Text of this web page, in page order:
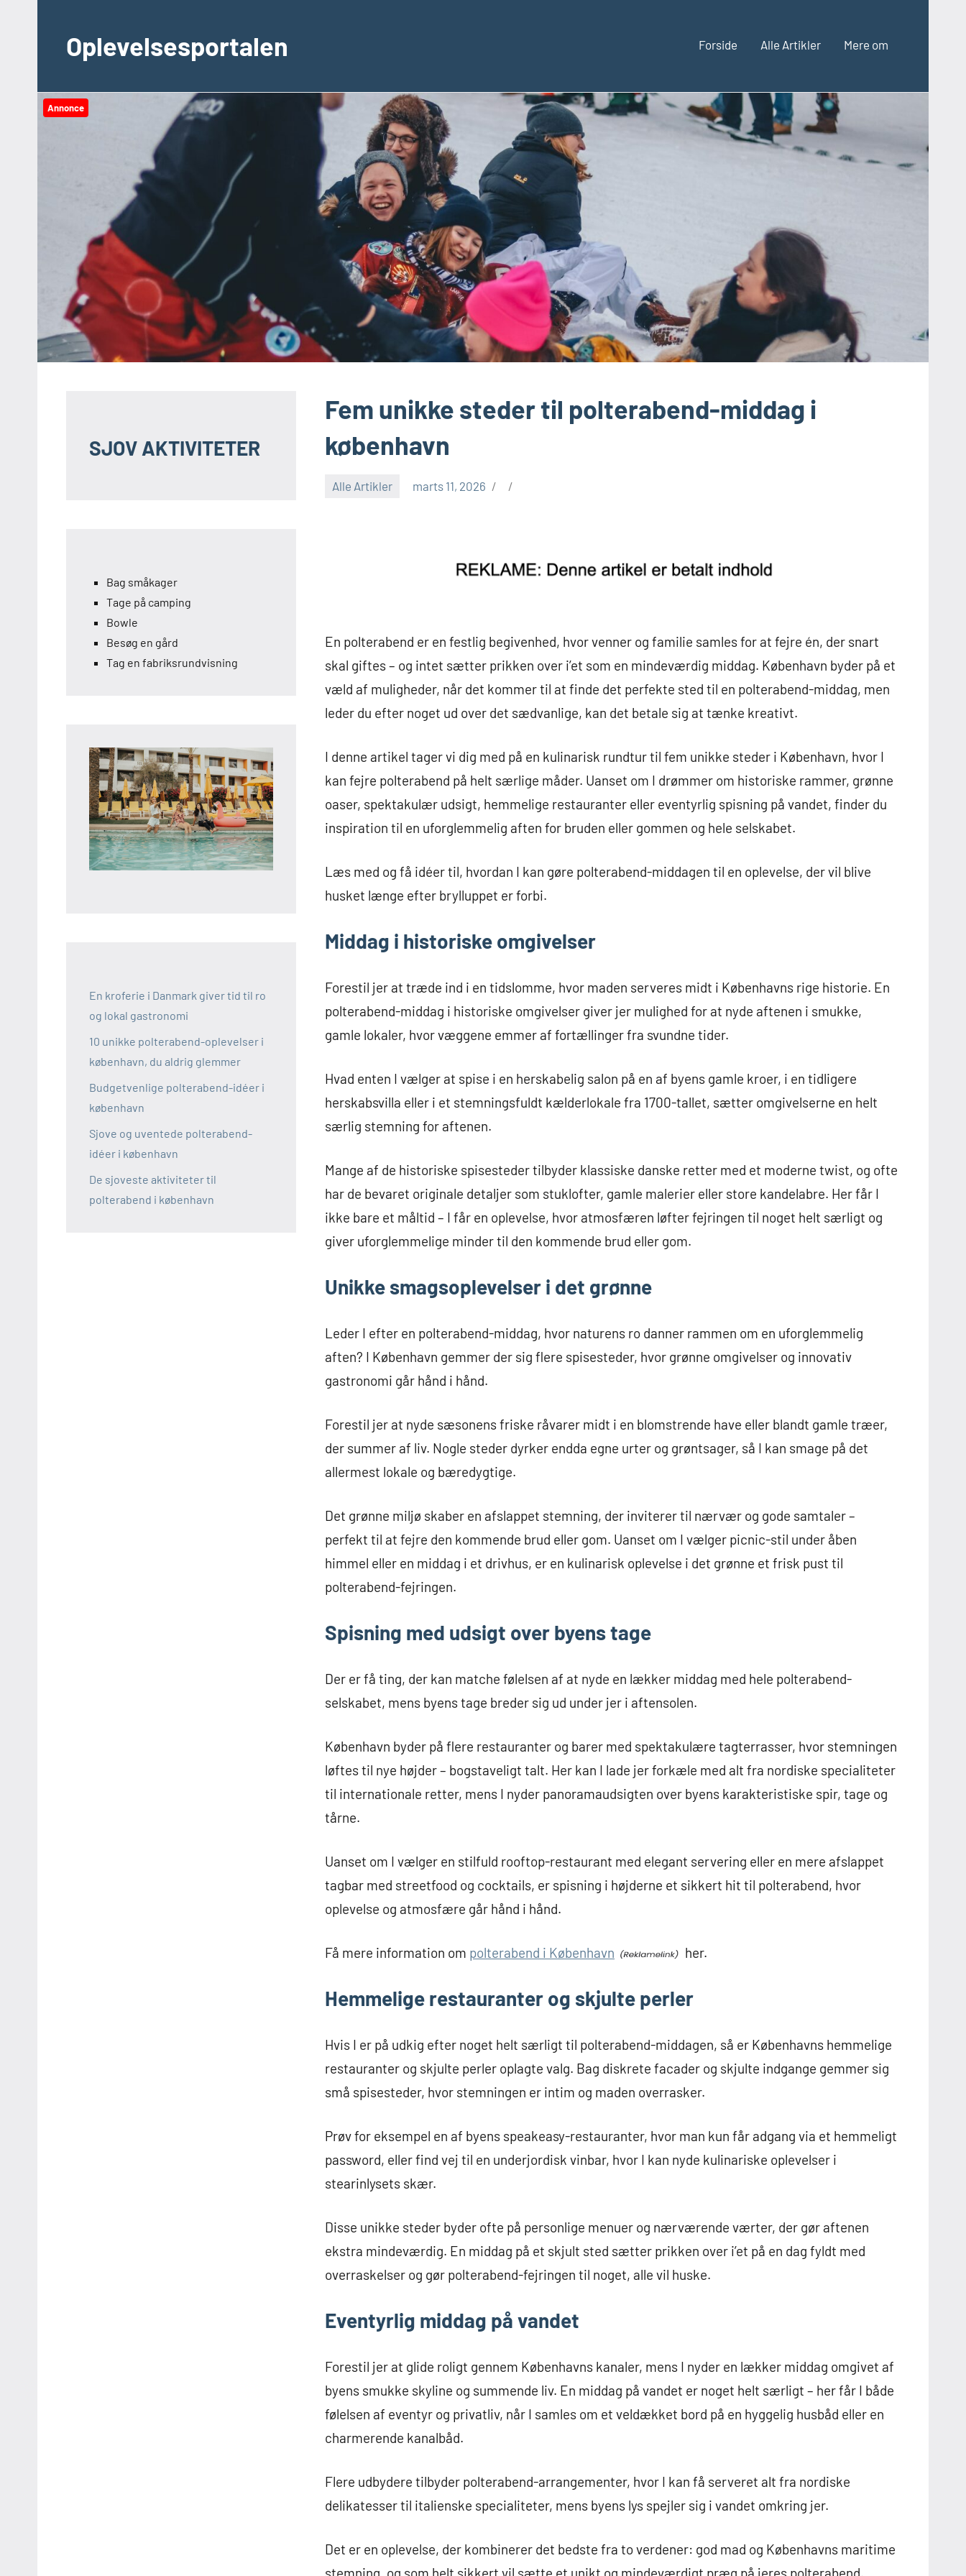
indholdOplevelsesportalen Forside Alle Artikler Mere om
Annonce
Fem unikke steder til polterabend-middag i
københavn
Alle Artikler marts 11, 2026
En polterabend er en festlig begivenhed, hvor venner og familie samles for at fejre én, der snart
skal giftes – og intet sætter prikken over i’et som en mindeværdig middag. København byder på et
væld af muligheder, når det kommer til at finde det perfekte sted til en polterabend-middag, men
leder du efter noget ud over det sædvanlige, kan det betale sig at tænke kreativt.
I denne artikel tager vi dig med på en kulinarisk rundtur til fem unikke steder i København, hvor I
kan fejre polterabend på helt særlige måder. Uanset om I drømmer om historiske rammer, grønne
oaser, spektakulær udsigt, hemmelige restauranter eller eventyrlig spisning på vandet, finder du
inspiration til en uforglemmelig aften for bruden eller gommen og hele selskabet.
Læs med og få idéer til, hvordan I kan gøre polterabend-middagen til en oplevelse, der vil blive
husket længe efter brylluppet er forbi.
Middag i historiske omgivelser
Forestil jer at træde ind i en tidslomme, hvor maden serveres midt i Københavns rige historie. En
polterabend-middag i historiske omgivelser giver jer mulighed for at nyde aftenen i smukke,
gamle lokaler, hvor væggene emmer af fortællinger fra svundne tider.
Hvad enten I vælger at spise i en herskabelig salon på en af byens gamle kroer, i en tidligere
herskabsvilla eller i et stemningsfuldt kælderlokale fra 1700-tallet, sætter omgivelserne en helt
særlig stemning for aftenen.
Mange af de historiske spisesteder tilbyder klassiske danske retter med et moderne twist, og ofte
har de bevaret originale detaljer som stuklofter, gamle malerier eller store kandelabre. Her får I
ikke bare et måltid – I får en oplevelse, hvor atmosfæren løfter fejringen til noget helt særligt og
giver uforglemmelige minder til den kommende brud eller gom.
Unikke smagsoplevelser i det grønne
Leder I efter en polterabend-middag, hvor naturens ro danner rammen om en uforglemmelig
aften? I København gemmer der sig flere spisesteder, hvor grønne omgivelser og innovativ
gastronomi går hånd i hånd.
Forestil jer at nyde sæsonens friske råvarer midt i en blomstrende have eller blandt gamle træer,
der summer af liv. Nogle steder dyrker endda egne urter og grøntsager, så I kan smage på det
allermest lokale og bæredygtige.
Det grønne miljø skaber en afslappet stemning, der inviterer til nærvær og gode samtaler –
perfekt til at fejre den kommende brud eller gom. Uanset om I vælger picnic-stil under åben
himmel eller en middag i et drivhus, er en kulinarisk oplevelse i det grønne et frisk pust til
polterabend-fejringen.
Spisning med udsigt over byens tage
Der er få ting, der kan matche følelsen af at nyde en lækker middag med hele polterabend-
selskabet, mens byens tage breder sig ud under jer i aftensolen.
København byder på flere restauranter og barer med spektakulære tagterrasser, hvor stemningen
løftes til nye højder – bogstaveligt talt. Her kan I lade jer forkæle med alt fra nordiske specialiteter
til internationale retter, mens I nyder panoramaudsigten over byens karakteristiske spir, tage og
tårne.
Uanset om I vælger en stilfuld rooftop-restaurant med elegant servering eller en mere afslappet
tagbar med streetfood og cocktails, er spisning i højderne et sikkert hit til polterabend, hvor
oplevelse og atmosfære går hånd i hånd.
Få mere information om polterabend i København her.
Hemmelige restauranter og skjulte perler
Hvis I er på udkig efter noget helt særligt til polterabend-middagen, så er Københavns hemmelige
restauranter og skjulte perler oplagte valg. Bag diskrete facader og skjulte indgange gemmer sig
små spisesteder, hvor stemningen er intim og maden overrasker.
Prøv for eksempel en af byens speakeasy-restauranter, hvor man kun får adgang via et hemmeligt
password, eller find vej til en underjordisk vinbar, hvor I kan nyde kulinariske oplevelser i
stearinlysets skær.
Disse unikke steder byder ofte på personlige menuer og nærværende værter, der gør aftenen
ekstra mindeværdig. En middag på et skjult sted sætter prikken over i’et på en dag fyldt med
overraskelser og gør polterabend-fejringen til noget, alle vil huske.
Eventyrlig middag på vandet
Forestil jer at glide roligt gennem Københavns kanaler, mens I nyder en lækker middag omgivet af
byens smukke skyline og summende liv. En middag på vandet er noget helt særligt – her får I både
følelsen af eventyr og privatliv, når I samles om et veldækket bord på en hyggelig husbåd eller en
charmerende kanalbåd.
Flere udbydere tilbyder polterabend-arrangementer, hvor I kan få serveret alt fra nordiske
delikatesser til italienske specialiteter, mens byens lys spejler sig i vandet omkring jer.
Det er en oplevelse, der kombinerer det bedste fra to verdener: god mad og Københavns maritime
stemning, og som helt sikkert vil sætte et unikt og mindeværdigt præg på jeres polterabend.
SJOV AKTIVITETER
Bag småkager
Tage på camping
Bowle
Besøg en gård
Tag en fabriksrundvisning
En kroferie i Danmark giver tid til ro
og lokal gastronomi
10 unikke polterabend-oplevelser i
københavn, du aldrig glemmer
Budgetvenlige polterabend-idéer i
københavn
Sjove og uventede polterabend-
idéer i københavn
De sjoveste aktiviteter til
polterabend i københavn